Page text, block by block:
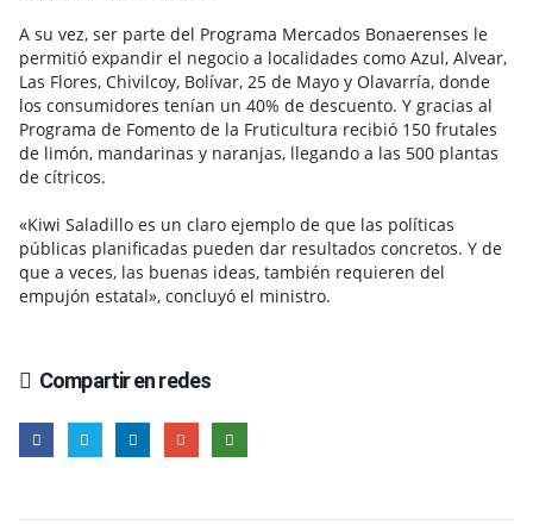
A su vez, ser parte del Programa Mercados Bonaerenses le
permitió expandir el negocio a localidades como Azul, Alvear,
Las Flores, Chivilcoy, Bolívar, 25 de Mayo y Olavarría, donde
los consumidores tenían un 40% de descuento. Y gracias al
Programa de Fomento de la Fruticultura recibió 150 frutales
de limón, mandarinas y naranjas, llegando a las 500 plantas
de cítricos.
«Kiwi Saladillo es un claro ejemplo de que las políticas
públicas planificadas pueden dar resultados concretos. Y de
que a veces, las buenas ideas, también requieren del
empujón estatal», concluyó el ministro.
Compartir en redes